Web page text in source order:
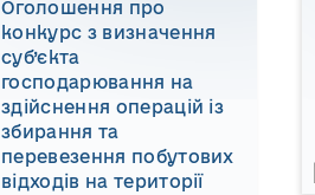
Оголошення про
конкурс з визначення
суб’єкта
господарювання на
здійснення операцій із
збирання та
перевезення побутових
відходів на території